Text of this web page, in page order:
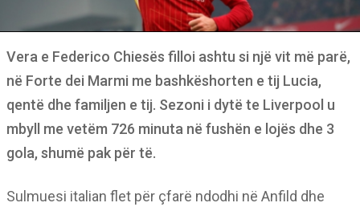
Vera e Federico Chiesës filloi ashtu si një vit më parë,
në Forte dei Marmi me bashkëshorten e tij Lucia,
qentë dhe familjen e tij. Sezoni i dytë te Liverpool u
mbyll me vetëm 726 minuta në fushën e lojës dhe 3
gola, shumë pak për të.
Sulmuesi italian flet për çfarë ndodhi në Anfild dhe